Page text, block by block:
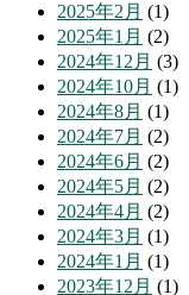
2025年2月 (1)
2025年1月 (2)
2024年12月 (3)
2024年10月 (1)
2024年8月 (1)
2024年7月 (2)
2024年6月 (2)
2024年5月 (2)
2024年4月 (2)
2024年3月 (1)
2024年1月 (1)
2023年12月 (1)